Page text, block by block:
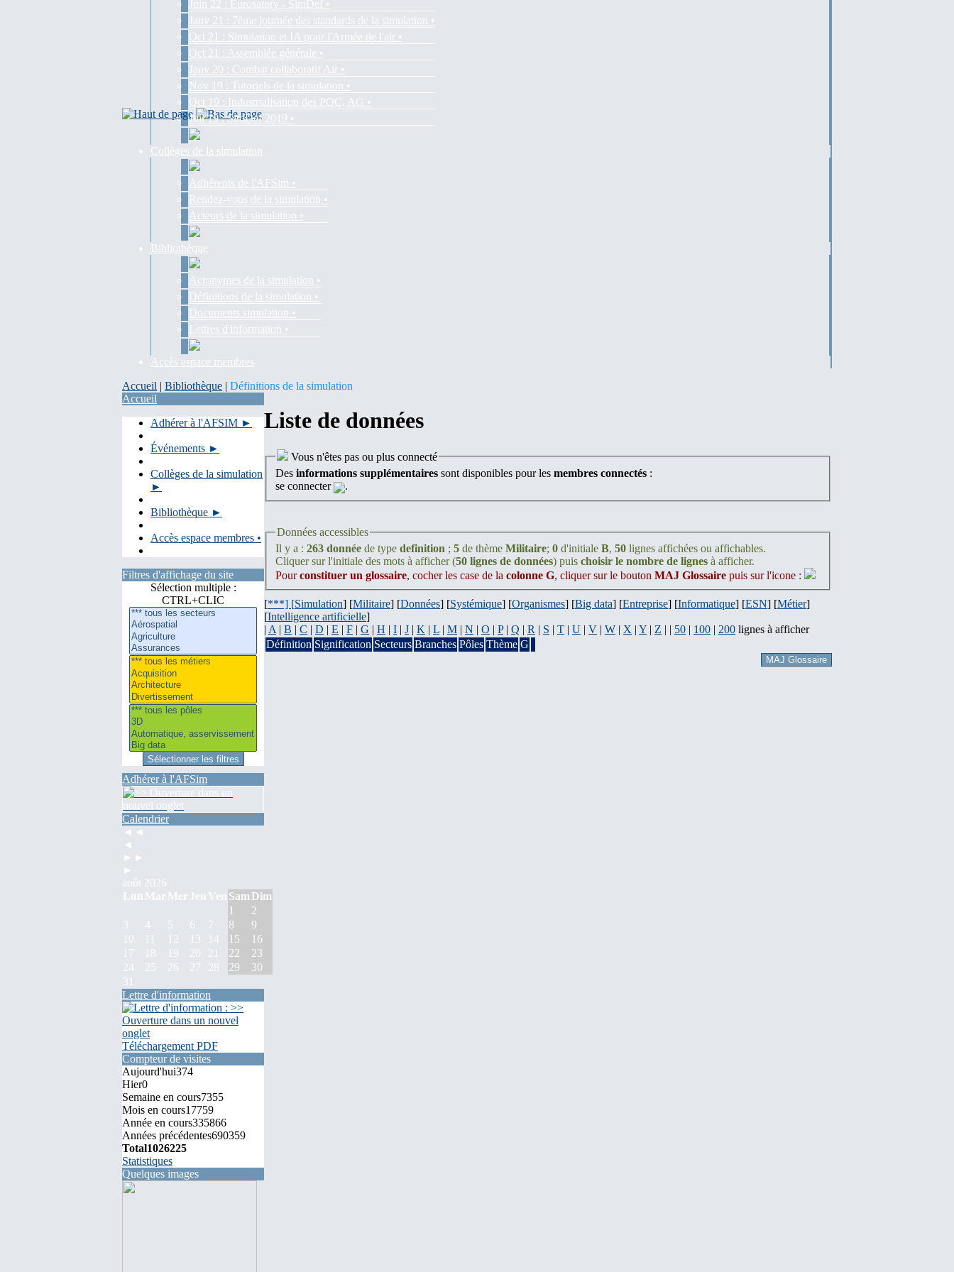
Juin 22 : Eurosatory - SimDef •
Janv 21 : 7ème journée des standards de la simulation •
Oct 21 : Simulation et IA pour l'Armée de l'air •
Oct 21 : Assemblée générale •
Janv 20 : Combat collaboratif Air •
Nov 19 : Tutoriels de la simulation •
Oct 19 : Industrialisation des POC, AG •
Juil 19 : SimDef 2019 •
Collèges de la simulation
Adhérents de l'AFSim •
Rendez-vous de la simulation •
Acteurs de la simulation •
Bibliothèque
Acronymes de la simulation •
Définitions de la simulation •
Documents simulation •
Lettres d'information •
Accès espace membres
Accueil | Bibliothèque | Définitions de la simulation
Accueil
Adhérer à l'AFSIM ►
Événements ►
Collèges de la simulation
►
Bibliothèque ►
Accès espace membres •
Filtres d'affichage du site
Sélection multiple :
CTRL+CLIC
Adhérer à l'AFSim
Calendrier
◄◄
◄
►►
►
août 2026
Lun Mar Mer Jeu Ven Sam Dim
1
2
3
4 5 6 7 8
9
10
11 12 13 14 15
16
17
18 19 20 21 22
23
24
25 26 27 28 29
30
31
Lettre d'information
Téléchargement PDF
Compteur de visites
Aujourd'hui374
Hier0
Semaine en cours7355
Mois en cours17759
Année en cours335866
Années précédentes690359
Total1026225
Statistiques
Quelques images
Liste de données
Vous n'êtes pas ou plus connecté
Des informations supplémentaires sont disponibles pour les membres connectés :
se connecter
.
Données accessibles
Il y a : 263 donnée de type definition ; 5 de thème Militaire; 0 d'initiale B, 50 lignes affichées ou affichables.
Cliquer sur l'initiale des mots à afficher (50 lignes de données) puis choisir le nombre de lignes à afficher.
Pourconstituer un glossaire, cocher les case de la colonne G, cliquer sur le bouton MAJ Glossaire puis sur l'icone :
[***] [Simulation] [Militaire] [Données] [Systémique] [Organismes] [Big data] [Entreprise] [Informatique] [ESN] [Métier]
[Intelligence artificielle]
| A | B | C | D | E | F | G | H | I | J | K | L | M | N | O | P| Q | R | S | T | U | V | W | X | Y | Z | | 50 | 100 | 200 lignes à afficher
Définition Signification Secteurs Branches Pôles Thème G